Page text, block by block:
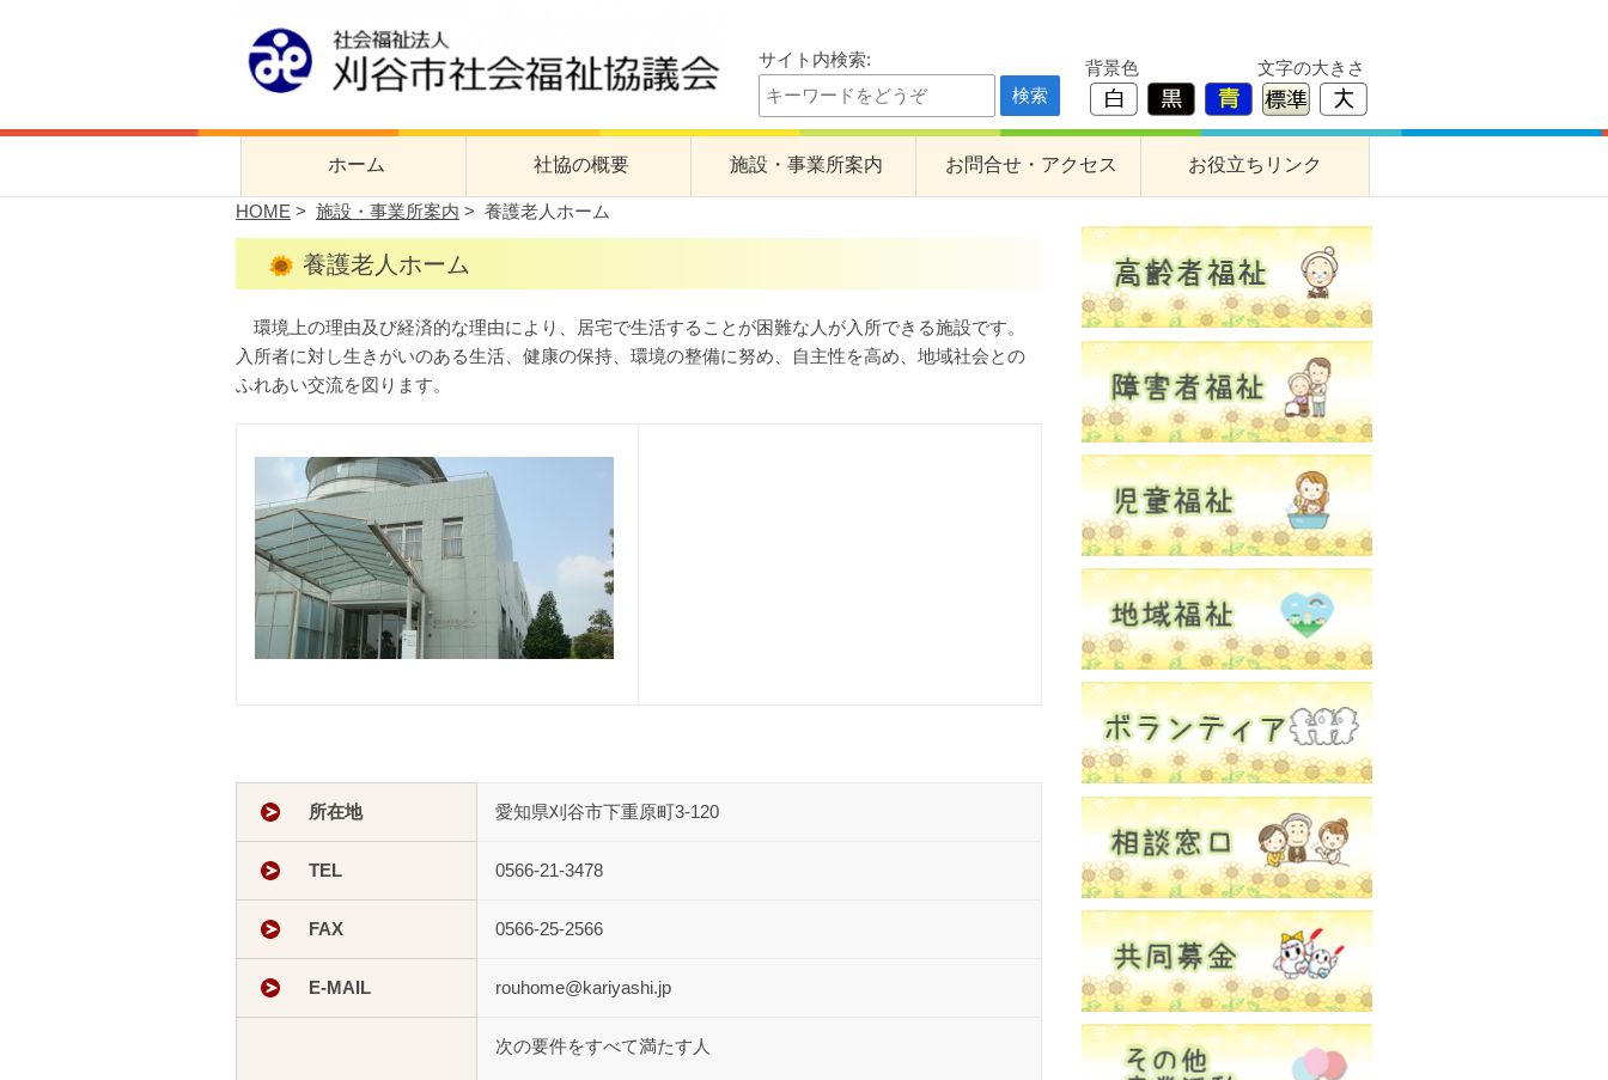
サイト内検索: 文字の大きさ
背景色
刈谷市社会福祉協議会
刈谷市社会福祉協議会公式サイト
ホーム 社協の概要
社協の計画
施設・事業所案内
すぎな作業所
障害者支援事業所
身体障害者デイサービスセンターたんぽぽ 養護老人ホーム
老人デイサービスセンターひまわり 高齢者交流プラザ
居宅介護支援事業所
基幹型地域包括支援センター
成年後見支援センター
ボランティアセンター
お問合せ・アクセス お役立ちリンク
HOME > 施設・事業所案内 > 養護老人ホーム
養護老人ホーム
環境上の理由及び経済的な理由により、居宅で生活することが困難な人が入所できる施設です。
入所者に対し生きがいのある生活、健康の保持、環境の整備に努め、自主性を高め、地域社会との
ふれあい交流を図ります。
所在地 愛知県刈谷市下重原町3-120
TEL 0566-21-3478
FAX 0566-25-2566
E-MAIL rouhome@kariyashi.jp
次の要件をすべて満たす人